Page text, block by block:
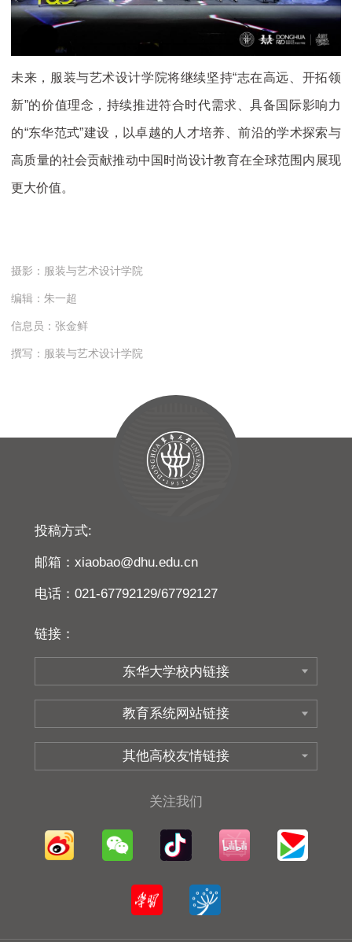
未来，服装与艺术设计学院将继续坚持“志在高远、开拓领
新”的价值理念，持续推进符合时代需求、具备国际影响力
的“东华范式”建设，以卓越的人才培养、前沿的学术探索与
高质量的社会贡献推动中国时尚设计教育在全球范围内展现
更大价值。
摄影：服装与艺术设计学院
编辑：朱一超
信息员：张金鲜
撰写：服装与艺术设计学院
投稿方式:
邮箱：xiaobao@dhu.edu.cn
电话：021-67792129/67792127
链接：
关注我们